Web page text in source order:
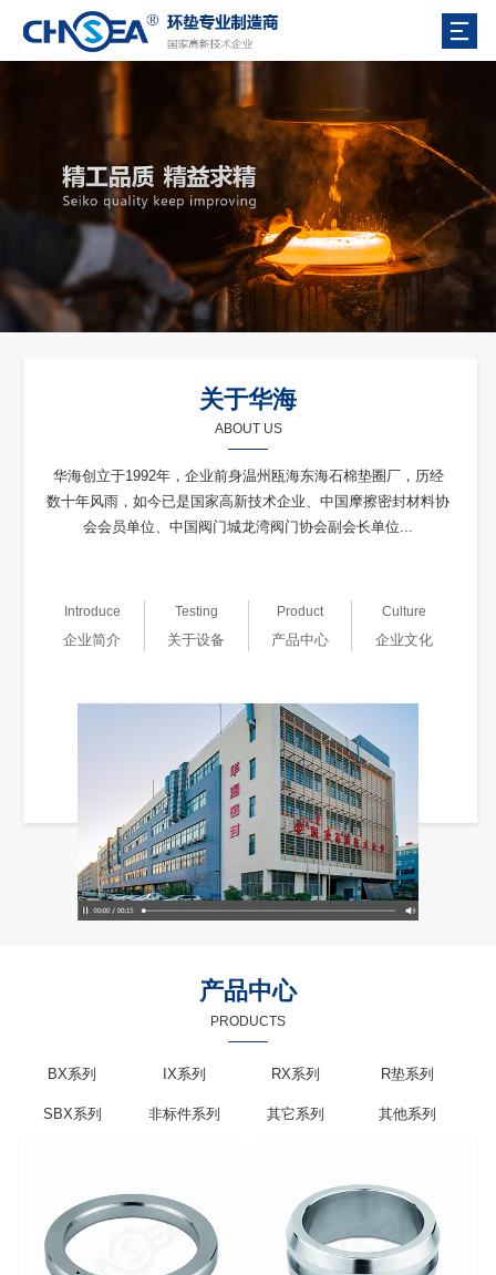
关于华海
ABOUT US
华海创立于1992年，企业前身温州瓯海东海石棉垫圈厂，历经
数十年风雨，如今已是国家高新技术企业、中国摩擦密封材料协
会会员单位、中国阀门城龙湾阀门协会副会长单位...
Introduce
企业简介
Testing
关于设备
Product
产品中心
Culture
企业文化
产品中心
PRODUCTS
BX系列 IX系列 RX系列 R垫系列
SBX系列 非标件系列 其它系列 其他系列